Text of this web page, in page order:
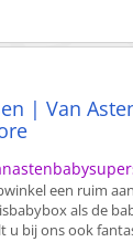
| Van
een ruim
als de
u bij ons ook